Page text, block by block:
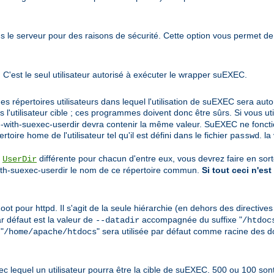
le serveur pour des raisons de sécurité. Cette option vous permet
le seul utilisateur autorisé à exécuter le wrapper suEXEC.
répertoires utilisateurs dans lequel l'utilisation de suEXEC sera
l'utilisateur cible ; ces programmes doivent donc être sûrs. Si vous
suexec-userdir devra contenir la même valeur. SuEXEC ne
home de l'utilisateur tel qu'il est défini dans le fichier passwd. la
UserDir différente pour chacun d'entre eux, vous devrez faire en
suexec-userdir le nom de ce répertoire commun. Si tout ceci
pour httpd. Il s'agit de la seule hiérarchie (en dehors des
défaut est la valeur de --datadir accompagnée du suffixe "/
/home/apache/htdocs" sera utilisée par défaut comme racine des
lequel un utilisateur pourra être la cible de suEXEC. 500 ou 100